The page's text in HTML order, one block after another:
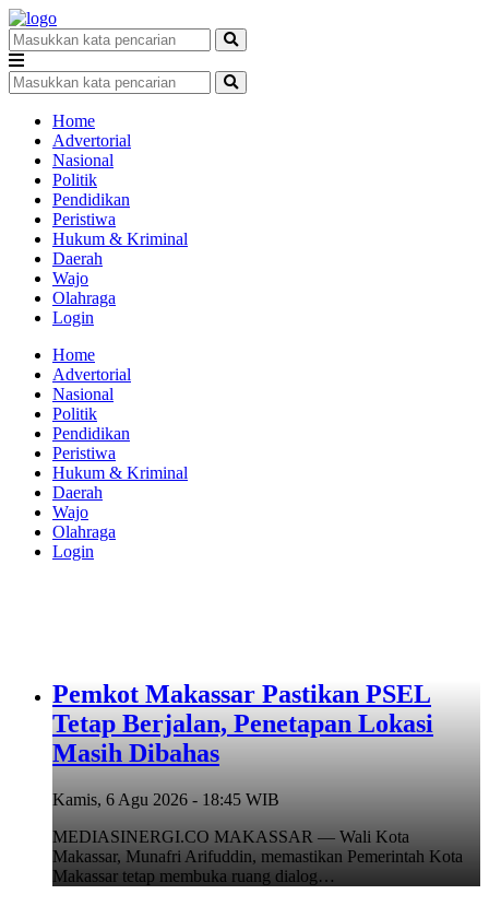
Home
Advertorial
Nasional
Politik
Pendidikan
Peristiwa
Hukum & Kriminal
Daerah
Wajo
Olahraga
Login
Home
Advertorial
Nasional
Politik
Pendidikan
Peristiwa
Hukum & Kriminal
Daerah
Wajo
Olahraga
Login
Pemkot Makassar Pastikan PSEL
Tetap Berjalan, Penetapan Lokasi
Masih Dibahas
Kamis, 6 Agu 2026 - 18:45 WIB
MEDIASINERGI.CO MAKASSAR — Wali Kota
Makassar, Munafri Arifuddin, memastikan Pemerintah Kota
Makassar tetap membuka ruang dialog…